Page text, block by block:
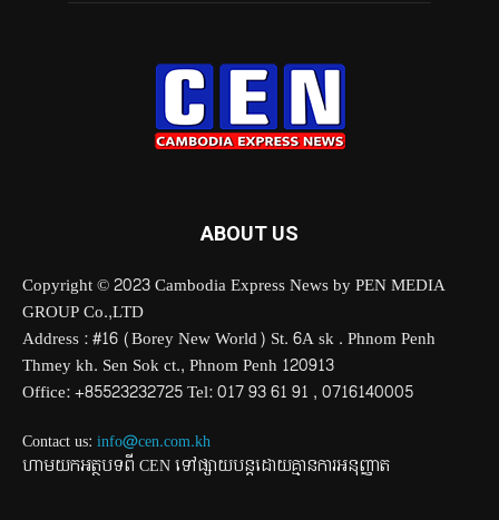
ABOUT US
Copyright © 2023 Cambodia Express News by PEN MEDIA
GROUP Co.,LTD
Address : #16 (Borey New World) St. 6A sk . Phnom Penh
Thmey kh. Sen Sok ct., Phnom Penh 120913
Office: +85523232725 Tel: 017 93 61 91 , 0716140005
Contact us: info@cen.com.kh
ហាមយកអត្ថបទពី CEN ទៅផ្សាយបន្តដោយគ្មានការអនុញ្ញាត